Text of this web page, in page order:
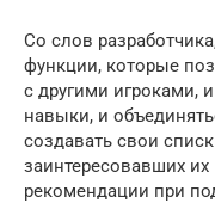
Со слов
функции, которые
с другими игроками,
навыки, и
создавать свои
заинтересовавших
рекомендации при